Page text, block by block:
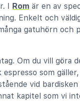
I
Rom är en av
Enkelt och
gatuhörn och
Om du vill göra
som
vid
kapitel som vi